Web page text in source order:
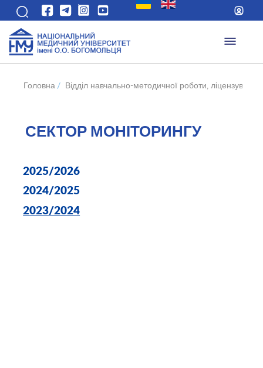
Головна / Відділ навчально-методичної роботи, ліцензування
СЕКТОР МОНІТОРИНГУ
2025/2026
2024/2025
2023/2024